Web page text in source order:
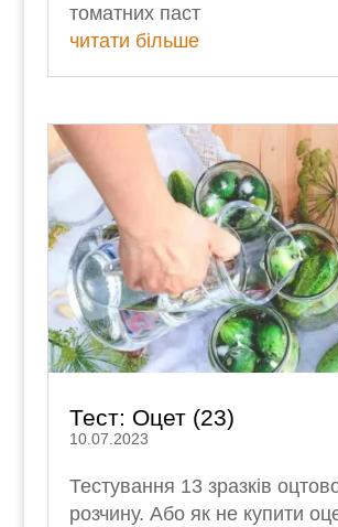
томатних паст
читати більше
Тест: Оцет (23)
10.07.2023
Тестування 13 зразків
розчину. Або як не купити